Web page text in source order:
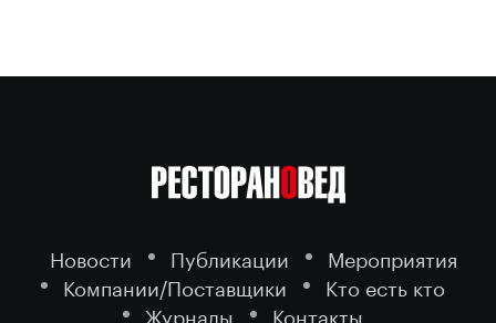
Новости Публикации
Мероприятия
Компании/Поставщики
Кто есть кто
Журналы
Контакты